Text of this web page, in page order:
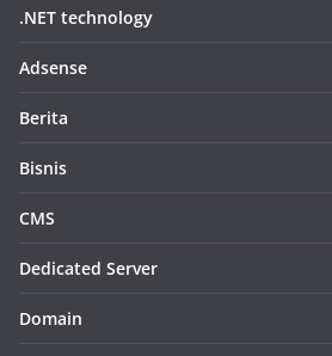
.NET technology
Adsense
Berita
Bisnis
CMS
Dedicated Server
Domain